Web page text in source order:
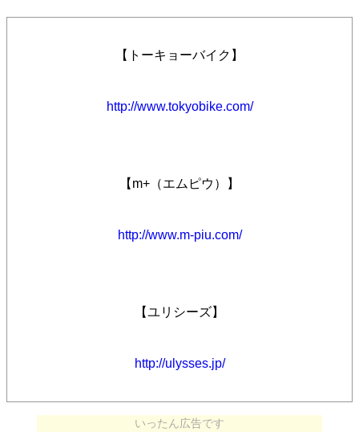
【トーキョーバイク】
http://www.tokyobike.com/
【m+（エムピウ）】
http://www.m-piu.com/
【ユリシーズ】
http://ulysses.jp/
いったん広告です